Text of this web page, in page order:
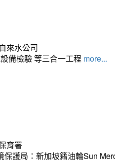
來水公司
備檢驗 等三合一工程 more...
育署
保護局：新加坡籍油輪Sun